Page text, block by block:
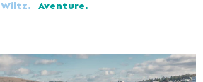
Wiltz. Aventure.